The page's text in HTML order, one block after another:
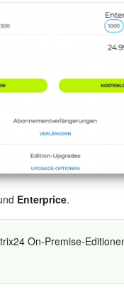
Enterprice.
On-Premise-